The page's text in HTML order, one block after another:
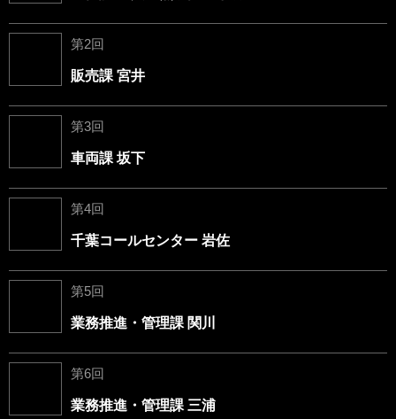
第2回
販売課 宮井
第3回
車両課 坂下
第4回
千葉コールセンター 岩佐
第5回
業務推進・管理課 関川
第6回
業務推進・管理課 三浦